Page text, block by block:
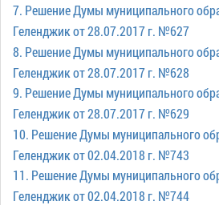
их
семей
Экономика
Стандарт
развития
конкуренции
Антимонопольный
комплаенс
Общественная
Сведения
о
нестационарных
объектах
(НТО),
QR-
коды
Имущественная
поддержка
субъектов
и
7. Решение Думы муниципального
Геленджик от 28.07.2017 г. №627
8. Решение Думы муниципального
Геленджик от 28.07.2017 г. №628
9. Решение Думы муниципального
Геленджик от 28.07.2017 г. №629
10. Решение Думы муниципального
Геленджик от 02.04.2018 г. №743
11. Решение Думы муниципального
Геленджик от 02.04.2018 г. №744